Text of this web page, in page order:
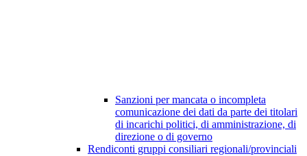
Sanzioni per mancata o incompleta
comunicazione dei dati da parte dei titolari
di incarichi politici, di amministrazione, di
direzione o di governo
Rendiconti gruppi consiliari regionali/provinciali